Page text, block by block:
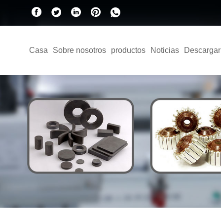
Casa Sobre nosotros productos Noticias Descargar